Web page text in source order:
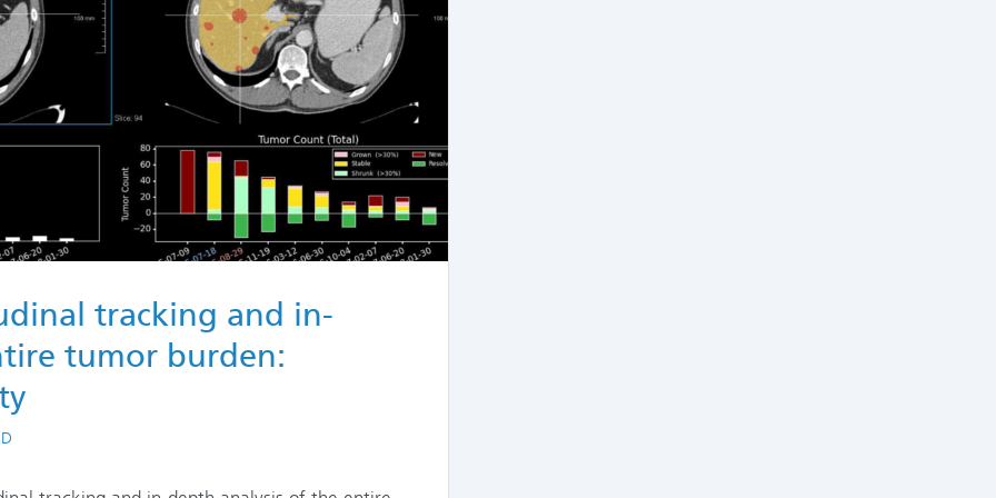
tracking and in-
tumor burden: